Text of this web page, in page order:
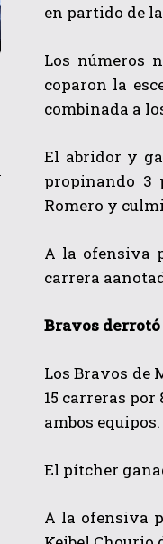
en partido de
Los números
coparon la
combinada a
El abridor y
propinando 3
Romero y
A la ofensiva
carrera
Bravos
Los Bravos de
15 carreras
ambos equipos.
El pítcher
A la ofensiva